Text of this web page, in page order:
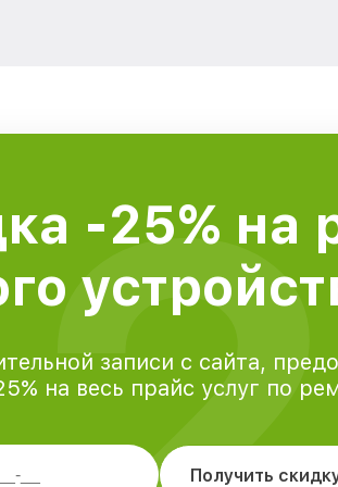
-25% на
записи с сайта,
на весь прайс услуг по
Получить